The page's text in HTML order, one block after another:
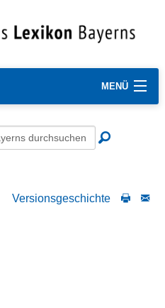
MENÜ
Versionsgeschichte